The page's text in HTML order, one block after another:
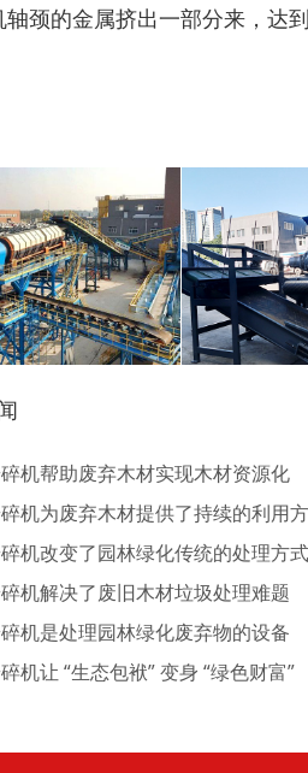
颈的金属挤出一部分来，达到
树枝粉碎机 稻草
圾处理设备... 工业固废
废钢破碎机 模板
机帮助废弃木材实现木材资源化
机为废弃木材提供了持续的利用
机改变了园林绿化传统的处理方式
机解决了废旧木材垃圾处理难题
机是处理园林绿化废弃物的设备
机让 “生态包袱” 变身 “绿色财富”